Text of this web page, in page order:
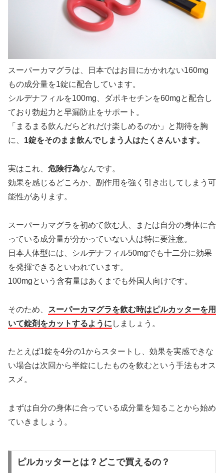
スーパーカマグラは、日本ではお目にかかれない160mg
もの成分量を1錠に配合しています。
シルデナフィルを100mg、ダポキセチンを60mgと配合し
ており勃起力と早漏防止をサポート。
「まるまる飲んだらどれだけ楽しめるのか」と期待を胸
に、 1錠をそのまま飲んでしまう人はたくさんいます。
実はこれ、 危険行為なんです。
効果を感じるどころか、副作用を強く引き出してしまう可
能性があります。
スーパーカマグラを初めて飲む人、または自分の身体に合
っている成分量が分かっていない人は特に要注意。
日本人体型には、シルデナフィル50mgでも十二分に効果
を発揮できるといわれています。
100mgという含有量はあくまでも外国人向けです。
そのため、
スーパーカマグラを飲む時はピルカッターを用
いて錠剤をカットするように しましょう。
たとえば1錠を4分の1からスタートし、効果を実感できな
い場合は次回から半錠にしたものを飲むという手法もオス
スメ。
まずは自分の身体に合っている成分量を知ることから始め
ていきましょう。
ピルカッターとは？どこで買えるの？